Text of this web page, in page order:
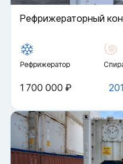
Рефрижераторный
Рефрижератор
1 700 000 ₽